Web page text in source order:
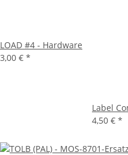
LOAD #4 - Hardware
3,00 € *
Label
4,50 € *